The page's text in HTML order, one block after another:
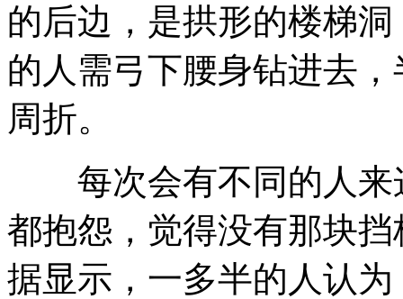
的后边，是拱形的楼梯
的人需弓下腰身钻进去
周折。
每次会有不同的人来
都抱怨，觉得没有那块
据显示，一多半的人认